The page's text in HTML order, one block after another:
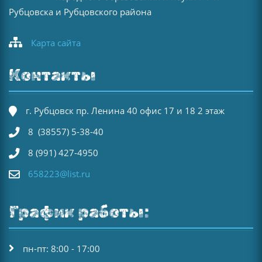
Рубцовска и Рубцовского района
Карта сайта
Контакты
г. Рубцовск пр. Ленина 40 офис 17 и 18 2 этаж
8 (38557) 5-38-40
8 (991) 427-4950
658223@list.ru
График работы:
пн-пт: 8:00 - 17:00